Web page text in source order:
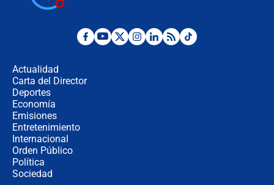
Desde dermatitis hasta infecciones:
Actualidad
Carta del Director
Deportes
Economía
Emisiones
Entretenimiento
Internacional
Orden Público
Política
Sociedad